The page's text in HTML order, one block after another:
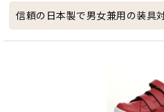
信頼の日本製で男女兼用の装具